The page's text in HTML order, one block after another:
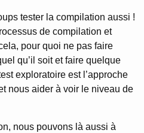
tester la compilation aussi !
de compilation et
pour quoi ne pas faire
qu’il soit et faire quelque
exploratoire est l’approche
nous aider à voir le niveau de
nous pouvons là aussi à